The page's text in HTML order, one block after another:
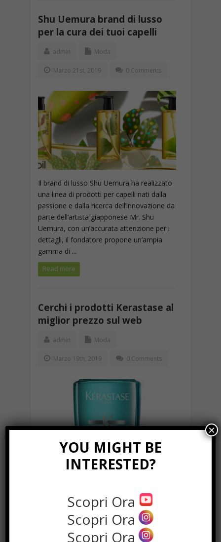
Shu Uemura brand di lusso
per la cura dei tuoi capelli
admin Moda
Marzo 21st, 2019 0 Comments
Il brand di lusso Shu Uemura ha realizzato
una linea di prodotti per capelli nati dalla
passione e dalla ricerca dell’innovazione da
parte dell’artista giapponese Mr. Shu
Uemura, con un’accurata attenzione per i
dettagli, il fondatore propone un’ampia
gamma di ...
Read more
Cerchi i prodotti Kerastase al
miglior prezzo sul web
admin Moda
Marzo 19th, 2019 0 Comments
Kerastase è una linea di prodotti creata
1964, studiata per assicurare i capelli tutti i
nutrienti necessari per renderli forti, belli e
in salute, assicurando qualità e delicatezza
che in poco riescono ad offrire. ...
YOU MIGHT BE
INTERESTED?
Scopri Ora
Scopri Ora
Scopri Ora
×